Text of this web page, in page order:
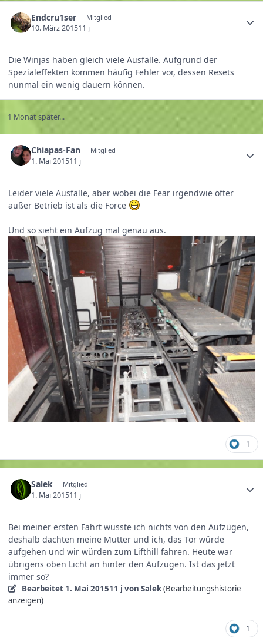
Endcru1ser Mitglied
10. März 201511 j
Die Winjas haben gleich viele Ausfälle. Aufgrund der
Spezialeffekten kommen häufig Fehler vor, dessen Resets
nunmal ein wenig dauern können.
1 Monat später...
Chiapas-Fan Mitglied
1. Mai 201511 j
Leider viele Ausfälle, aber wobei die Fear irgendwie öfter
außer Betrieb ist als die Force
Und so sieht ein Aufzug mal genau aus.
1
Salek Mitglied
1. Mai 201511 j
Bei meiner ersten Fahrt wusste ich nichts von den Aufzügen,
deshalb dachten meine Mutter und ich, das Tor würde
aufgehen und wir würden zum Lifthill fahren. Heute war
übrigens oben Licht an hinter den Aufzügen. Ist das jetzt
immer so?
Bearbeitet 1. Mai 201511 j von Salek(Bearbeitungshistorie
anzeigen)
1